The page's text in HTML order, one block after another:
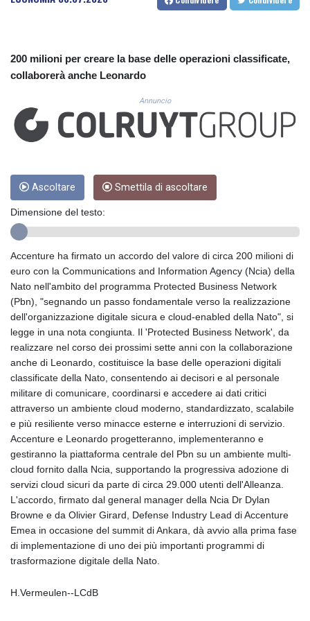
CUC 1.156136
DJF 205.46888
DZD 153.688625
EGP 57.293288
ERN 17.342035
FKP 0.859288
GBP 0.856968
GIP 0.859288
GMD 84.980421
GNF 10145.090599
GTQ 8.820142
GYD 241.849406
HKD 9.067746
HNL 31.077375
HRK 7.536622
HTG 151.150865
HUF 363.096405
IDR 20580.370421
ILS 3.468234
IMP 0.859288
INR 109.992259
IQD 1515.115748
IRR
1590322.371805
ISK 142.598215
JEP 0.859288
JMD 183.583315
JOD 0.819746
200 milioni per creare la base delle operazioni classificate,
collaborerà anche Leonardo
Annuncio
Ascoltare Smettila di ascoltare
Dimensione del testo:
Accenture ha firmato un accordo del valore di circa 200 milioni di
euro con la Communications and Information Agency (Ncia) della
Nato nell'ambito del programma Protected Business Network
(Pbn), "segnando un passo fondamentale verso la realizzazione
dell'organizzazione digitale sicura e cloud-enabled della Nato", si
legge in una nota congiunta. Il 'Protected Business Network', da
realizzare nel corso dei prossimi sette anni con la collaborazione
anche di Leonardo, costituisce la base delle operazioni digitali
classificate della Nato, consentendo ai decisori e al personale
militare di comunicare, coordinarsi e accedere ai dati critici
attraverso un ambiente cloud moderno, standardizzato, scalabile
e più resiliente verso minacce esterne e interruzioni di servizio.
Accenture e Leonardo progetteranno, implementeranno e
gestiranno la piattaforma centrale del Pbn su un ambiente multi-
cloud fornito dalla Ncia, supportando la progressiva adozione di
servizi cloud sicuri da parte di circa 29.000 utenti dell'Alleanza.
L'accordo, firmato dal general manager della Ncia Dr Dylan
Browne e da Olivier Girard, Defense Industry Lead di Accenture
Emea in occasione del summit di Ankara, dà avvio alla prima fase
di implementazione di uno dei più importanti programmi di
trasformazione digitale della Nato.
H.Vermeulen--LCdB